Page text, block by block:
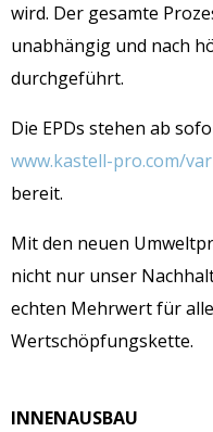
wird. Der gesamte
unabhängig und nach
durchgeführt.
Die EPDs stehen ab
www.kastell-pro.com/
bereit.
Mit den neuen
nicht nur unser
echten Mehrwert für
Wertschöpfungskette.